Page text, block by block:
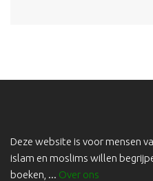
Deze website is voor mensen
islam en moslims willen
boeken, ... Over ons